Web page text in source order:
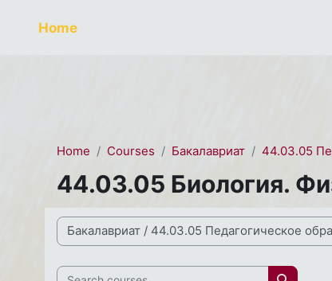
СЭО 2.0
Home
Home Courses Бакалавриат 44.03.05
44.03.05 Биология.
Course categories
Search courses